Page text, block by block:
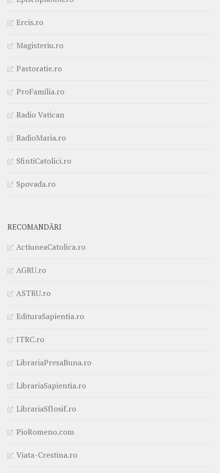
Ercis.ro
Magisteriu.ro
Pastoratie.ro
ProFamilia.ro
Radio Vatican
RadioMaria.ro
SfintiCatolici.ro
Spovada.ro
RECOMANDĂRI
ActiuneaCatolica.ro
AGRU.ro
ASTRU.ro
EdituraSapientia.ro
ITRC.ro
LibrariaPresaBuna.ro
LibrariaSapientia.ro
LibrariaSfIosif.ro
PioRomeno.com
Viata-Crestina.ro